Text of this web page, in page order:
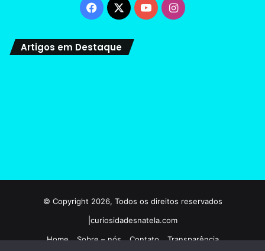
Facebook
X YouTubeInstagram
Artigos em Destaque
© Copyright 2026, Todos os direitos reservados
|curiosidadesnatela.com
Home
Sobre – nós Contato
Transparência